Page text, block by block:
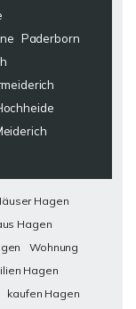
Paderborn
Hagen
Hagen
Wohnung
Hagen
kaufen Hagen